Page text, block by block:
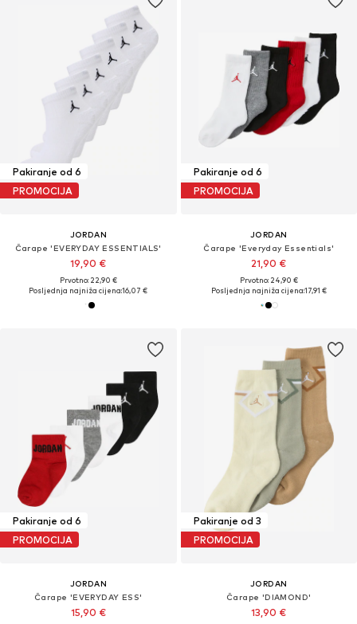
Pakiranje od 6
PROMOCIJA
JORDAN
Čarape 'EVERYDAY ESSENTIALS'
19,90 €
Prvotno: 22,90 €
Posljednja najniža cijena:16,07 €
Pakiranje od 6
PROMOCIJA
JORDAN
Čarape 'Everyday Essentials'
21,90 €
Prvotno: 24,90 €
Posljednja najniža cijena:17,91 €
Pakiranje od 6
PROMOCIJA
JORDAN
Čarape 'EVERYDAY ESS'
15,90 €
Pakiranje od 3
PROMOCIJA
JORDAN
Čarape 'DIAMOND'
13,90 €